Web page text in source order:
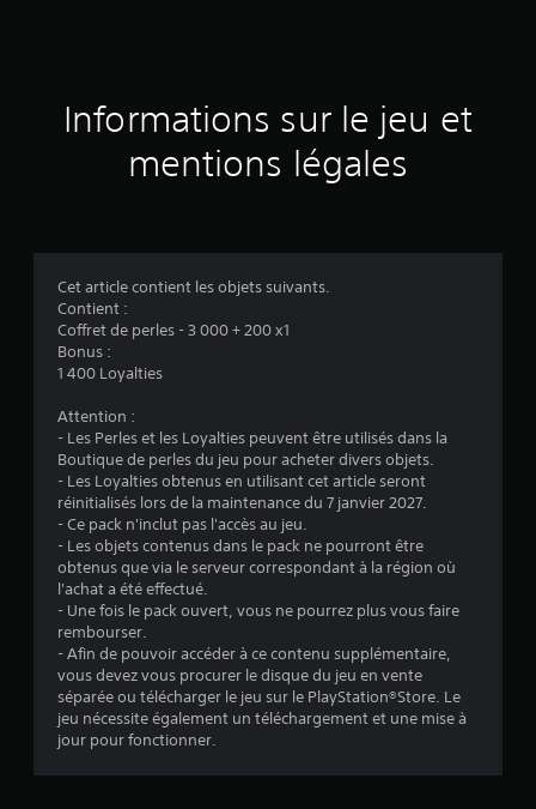
Informations sur le jeu et
mentions légales
Cet article contient les objets suivants.
Contient :
Coffret de perles - 3 000 + 200 x1
Bonus :
1 400 Loyalties
Attention :
- Les Perles et les Loyalties peuvent être utilisés dans la
Boutique de perles du jeu pour acheter divers objets.
- Les Loyalties obtenus en utilisant cet article seront
réinitialisés lors de la maintenance du 7 janvier 2027.
- Ce pack n'inclut pas l'accès au jeu.
- Les objets contenus dans le pack ne pourront être
obtenus que via le serveur correspondant à la région où
l'achat a été effectué.
- Une fois le pack ouvert, vous ne pourrez plus vous faire
rembourser.
- Afin de pouvoir accéder à ce contenu supplémentaire,
vous devez vous procurer le disque du jeu en vente
séparée ou télécharger le jeu sur le PlayStation®Store. Le
jeu nécessite également un téléchargement et une mise à
jour pour fonctionner.